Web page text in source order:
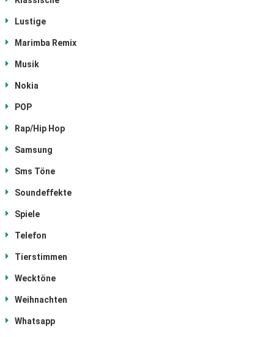
Lustige
Marimba Remix
Musik
Nokia
POP
Rap/Hip Hop
Samsung
Sms Töne
Soundeffekte
Spiele
Telefon
Tierstimmen
Wecktöne
Weihnachten
Whatsapp